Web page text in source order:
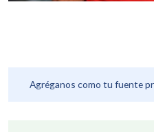
Agréganos como tu fuente